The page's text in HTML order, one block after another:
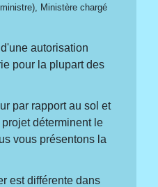
Ministère chargé
autorisation
pour la plupart des
par rapport au sol et
déterminent le
vous présentons la
est différente dans